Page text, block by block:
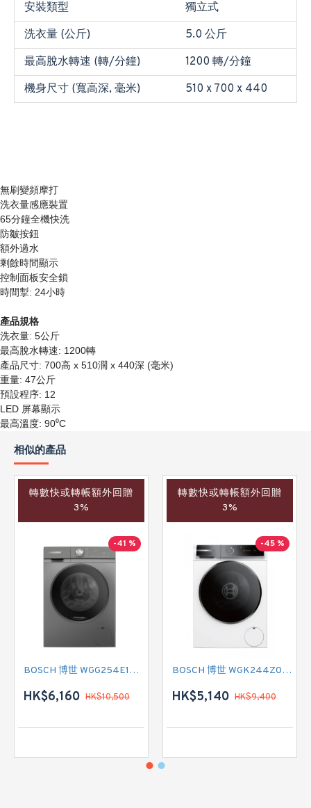
安裝類型
獨立式
洗衣量 (公斤)
5.0 公斤
最高脫水轉速 (轉/分鐘)
1200 轉/分鐘
機身尺寸 (寬高深, 毫米)
510 x 700 x 440
無刷變頻摩打
洗衣量感應裝置
65分鐘全機快洗
防皺按鈕
額外過水
剩餘時間顯示
控制面板安全鎖
時間掣: 24小時
產品規格
洗衣量: 5公斤
最高脫水轉速: 1200轉
產品尺寸: 700高 x 510濶 x 440深 (毫米)
重量: 47公斤
預設程序: 12
LED 屏幕顯示
最高溫度: 90⁰C
相似的產品
轉數快或轉帳額外回贈
3%
-41 %
BOSCH 博世 WGG254E1HK 前置式洗衣機 (10 公斤,1400 轉/分鐘)
HK$6,160 HK$10,500
轉數快或轉帳額外回贈
3%
-45 %
BOSCH 博世 WGK244Z0HK 前置式洗衣機 (9 公斤,1400 轉/分鐘)
HK$5,140 HK$9,400